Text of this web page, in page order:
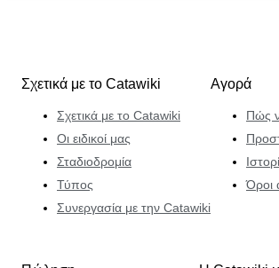
Σχετικά με το Catawiki
Σχετικά με το Catawiki
Οι ειδικοί μας
Σταδιοδρομία
Τύπος
Συνεργασία με την Catawiki
Αγορά
Πώς
Όροι